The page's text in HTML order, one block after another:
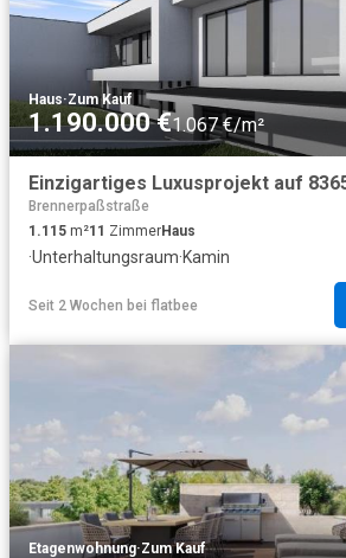
Haus·Zum Kauf
1.190.000 €1.067 €/m²
Brennerpaßstraße
1.115 m²11 ZimmerHaus
·Unterhaltungsraum·Kamin
Seit 2 Wochen bei flatbee
Etagenwohnung·Zum Kauf